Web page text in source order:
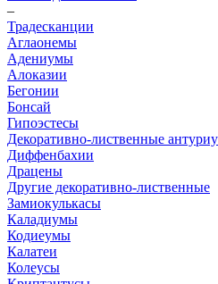
–
Традесканции
Аглаонемы
Адениумы
Алоказии
Бегонии
Бонсай
Гипоэстесы
Декоративно-лиственные
Диффенбахии
Драцены
Другие декоративно-лиственные
Замиокулькасы
Каладиумы
Кодиеумы
Калатеи
Колеусы